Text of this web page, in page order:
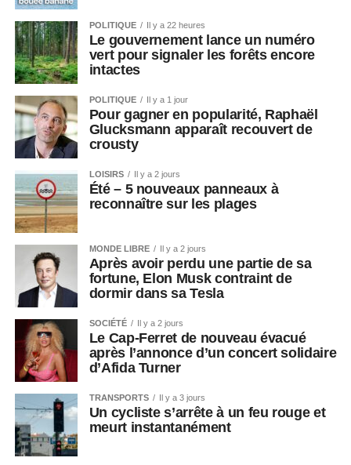
POLITIQUE Il y a 22 heures
Le gouvernement lance un numéro
vert pour signaler les forêts encore
intactes
POLITIQUE Il y a 1 jour
Pour gagner en popularité, Raphaël
Glucksmann apparaît recouvert de
crousty
LOISIRS Il y a 2 jours
Été – 5 nouveaux panneaux à
reconnaître sur les plages
MONDE LIBRE Il y a 2 jours
Après avoir perdu une partie de sa
fortune, Elon Musk contraint de
dormir dans sa Tesla
SOCIÉTÉ Il y a 2 jours
Le Cap-Ferret de nouveau évacué
après l’annonce d’un concert solidaire
d’Afida Turner
TRANSPORTS Il y a 3 jours
Un cycliste s’arrête à un feu rouge et
meurt instantanément